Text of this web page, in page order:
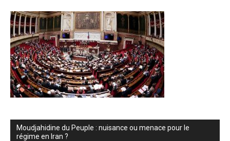
Moudjahidine du Peuple : nuisance ou menace pour le
régime en Iran ?